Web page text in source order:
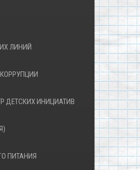
ЛИНИЙ
ДЕТСКИХ ИНИЦИАТИВ
ПИТАНИЯ